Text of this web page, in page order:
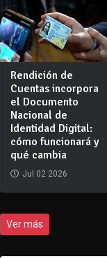
Rendición de
Cuentas incorpora
el Documento
Nacional de
Identidad Digital:
cómo funcionará y
qué cambia
Jul 02 2026
Ver más